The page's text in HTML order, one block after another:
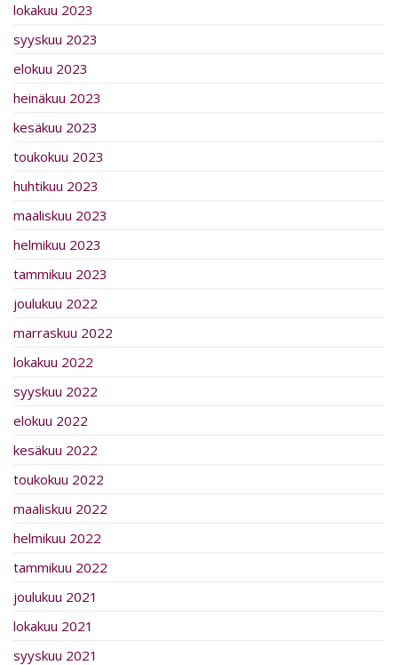
lokakuu 2023
syyskuu 2023
elokuu 2023
heinäkuu 2023
kesäkuu 2023
toukokuu 2023
huhtikuu 2023
maaliskuu 2023
helmikuu 2023
tammikuu 2023
joulukuu 2022
marraskuu 2022
lokakuu 2022
syyskuu 2022
elokuu 2022
kesäkuu 2022
toukokuu 2022
maaliskuu 2022
helmikuu 2022
tammikuu 2022
joulukuu 2021
lokakuu 2021
syyskuu 2021